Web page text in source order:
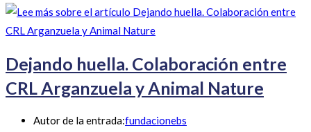
Dejando huella. Colaboración entre
CRL Arganzuela y Animal Nature
Autor de la entrada:fundacionebs